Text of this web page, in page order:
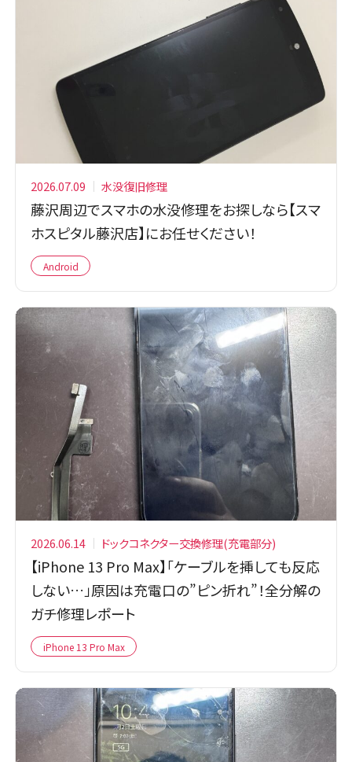
2026.07.09 水没復旧修理
藤沢周辺でスマホの水没修理をお探しなら【スマ
ホスピタル藤沢店】にお任せください！
Android
2026.06.14 ドックコネクター交換修理(充電部分)
【iPhone 13 Pro Max】「ケーブルを挿しても反応
しない…」原因は充電口の”ピン折れ”！全分解の
ガチ修理レポート
iPhone 13 Pro Max